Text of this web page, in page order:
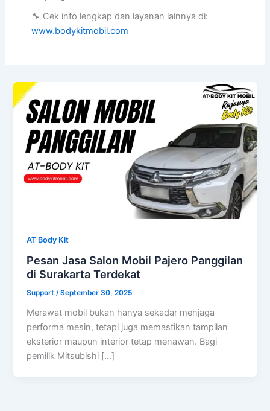
🔧 Cek info lengkap dan layanan lainnya di:
www.bodykitmobil.com
AT Body Kit
Pesan Jasa Salon Mobil Pajero Panggilan
di Surakarta Terdekat
Support/September 30, 2025
Merawat mobil bukan hanya sekadar menjaga
performa mesin, tetapi juga memastikan tampilan
eksterior maupun interior tetap menawan. Bagi
pemilik Mitsubishi […]